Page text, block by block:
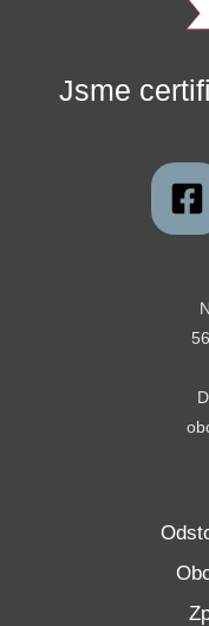
Jsme